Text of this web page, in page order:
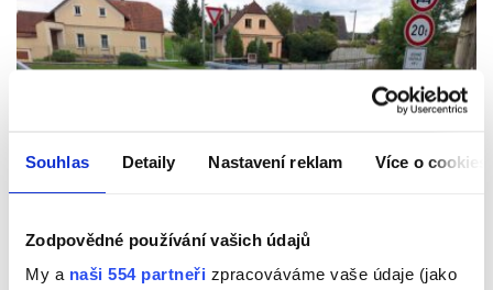
Souhlas Detaily Nastavení reklam Více o cookies
Zodpovědné používání vašich údajů
My a naši 554 partneři zpracováváme vaše údaje (jako
Kde se letos staví? Silničáři pokračují v opravách po
celém Pardubickém kraji